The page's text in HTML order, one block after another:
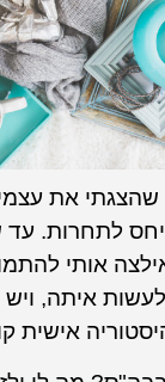
את עצמי
לתחרות. עד
אותי
איתה, ויש
אישית